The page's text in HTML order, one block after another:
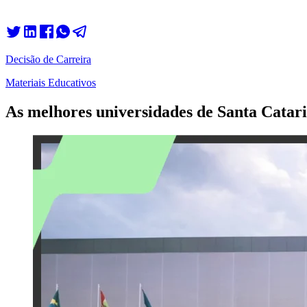
Decisão de Carreira
Materiais Educativos
As melhores universidades de Santa